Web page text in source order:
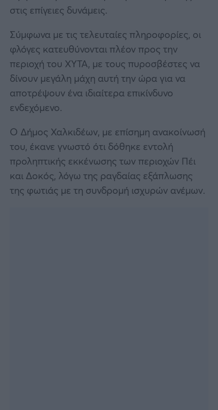
στις επίγειες δυνάμεις.
Σύμφωνα με τις τελευταίες πληροφορίες, οι
φλόγες κατευθύνονται πλέον προς την
περιοχή του ΧΥΤΑ, με τους πυροσβέστες να
δίνουν μεγάλη μάχη αυτή την ώρα για να
αποτρέψουν ένα ιδιαίτερα επικίνδυνο
ενδεχόμενο.
Ο Δήμος Χαλκιδέων, με επίσημη ανακοίνωσή
του, έκανε γνωστό ότι δόθηκε εντολή
προληπτικής εκκένωσης των περιοχών Πέι
και Δοκός, λόγω της ραγδαίας εξάπλωσης
της φωτιάς με τη συνδρομή ισχυρών ανέμων.